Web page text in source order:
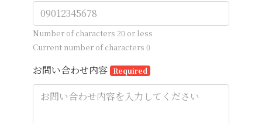
Number of characters 20 or less
Current number of characters 0
お問い合わせ内容 Required